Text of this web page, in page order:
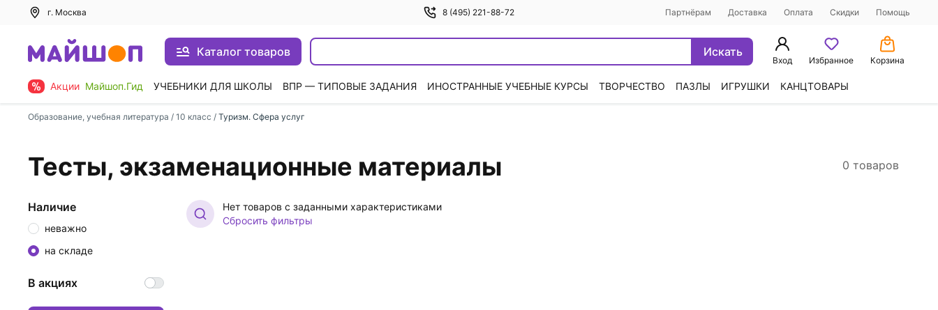
г. Москва 8 (495) 221-88-72 Партнёрам Доставка Оплата Скидки Помощь
Каталог товаров Искать
Вход Избранное Корзина
Акции Майшоп.Гид УЧЕБНИКИ ДЛЯ ШКОЛЫ ВПР — ТИПОВЫЕ ЗАДАНИЯ ИНОСТРАННЫЕ УЧЕБНЫЕ КУРСЫ ТВОРЧЕСТВО ПАЗЛЫ ИГРУШКИ КАНЦТОВАРЫ
Образование, учебная литература / 10 класс / Туризм. Сфера услуг
Тесты, экзаменационные материалы 0 товаров
Нет товаров с заданными характеристиками
Сбросить фильтры
Наличие
неважно
на складе
В акциях